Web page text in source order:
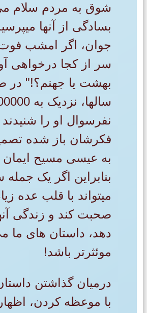
شوق به مردم سلام می
بسادگی از آنها
جوان، اگر امشب فوت
سر از کجا درخواهی
بهشت ​​یا جهنم؟!" در
سالها، نزدیک به
نفرسوال او را شنیدند
فکرشان باز شده
به عیسی مسیح ایمان
بنابراین اگر یک جمله
میتواند با قلب عده
صحبت کند و زندگی آنها
دهد، داستان های ما می
موئثرتر باشد!
درمیان گذاشتن داستان
با موعظه کردن،